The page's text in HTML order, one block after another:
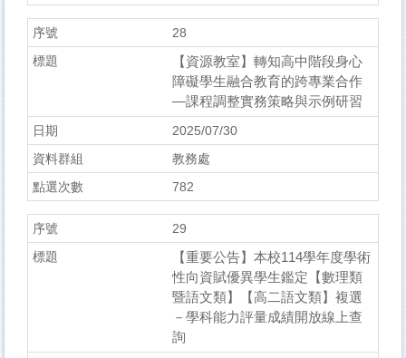
28
【資源教室】轉知高中階段身心
障礙學生融合教育的跨專業合作
—課程調整實務策略與示例研習
2025/07/30
教務處
782
29
【重要公告】本校114學年度學術
性向資賦優異學生鑑定【數理類
暨語文類】【高二語文類】複選
－學科能力評量成績開放線上查
詢